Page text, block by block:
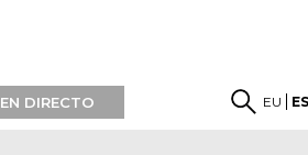
EN DIRECTO EU